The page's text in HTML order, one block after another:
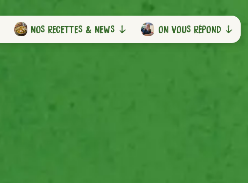
NOS RECETTES & NEWS ON VOUS RÉPOND
NOS RECETTES & NEWS ON VOUS RÉPOND